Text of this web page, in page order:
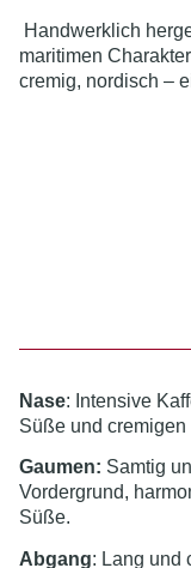
Handwerklich
maritimen
cremig, nordisch –
Nase: Intensive
Süße und
Gaumen: Samtig
Vordergrund,
Süße.
Abgang: Lang und